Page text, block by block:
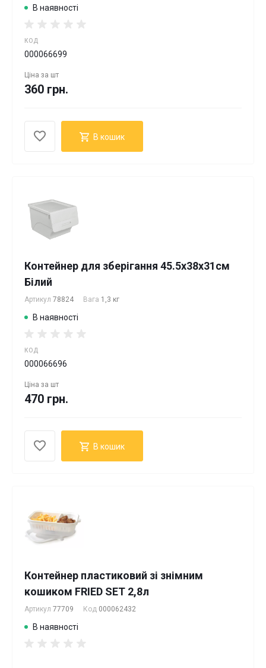
В наявності
КОД
000066699
Ціна за шт
360 грн.
В кошик
Контейнер для зберігання 45.5х38х31см
Білий
Артикул 78824 Вага 1,3 кг
В наявності
КОД
000066696
Ціна за шт
470 грн.
В кошик
Контейнер пластиковий зі знімним
кошиком FRIED SET 2,8л
Артикул 77709 Код 000062432
В наявності